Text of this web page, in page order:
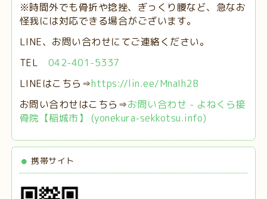
※時間外でも骨折や捻挫、ぎっくり腰など、急なお
怪我には対応できる場合がございます。
LINE、お問い合わせにてご連絡ください。
TEL 042-401-5337
LINEはこちら⇒https://lin.ee/MnaIh2B
お問い合わせはこちら⇒お問い合わせ - よねくら接
骨院【稲城市】 (yonekura-sekkotsu.info)
携帯サイト